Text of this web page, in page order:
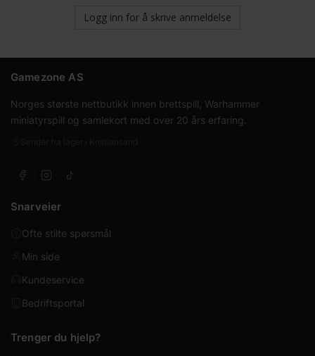
Logg inn for å skrive anmeldelse
Gamezone AS
Norges største nettbutikk innen brettspill, Warhammer
miniatyrspill og samlekort med over 20 års erfaring.
Snarveier
Ofte stilte spørsmål
Min side
Kundeservice
Bedriftsportal
Trenger du hjelp?